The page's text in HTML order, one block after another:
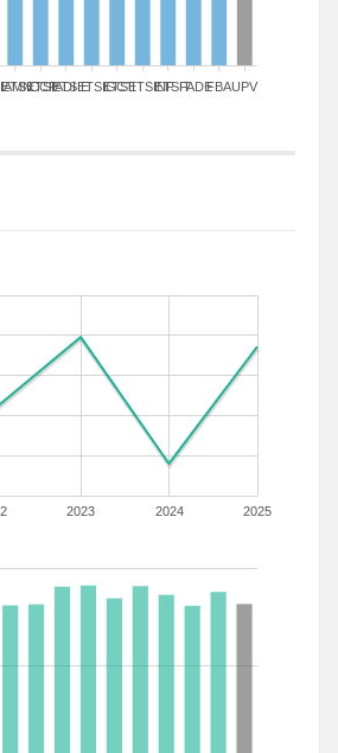
ETSICCP
ETSIADI
ETSIEETSIGCT
ETSIIETSINFETSITFADEFBAUPV
2023 2024 2025